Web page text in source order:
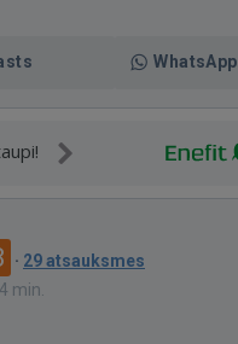
WhatsApp
· 29 atsauksmes
min.